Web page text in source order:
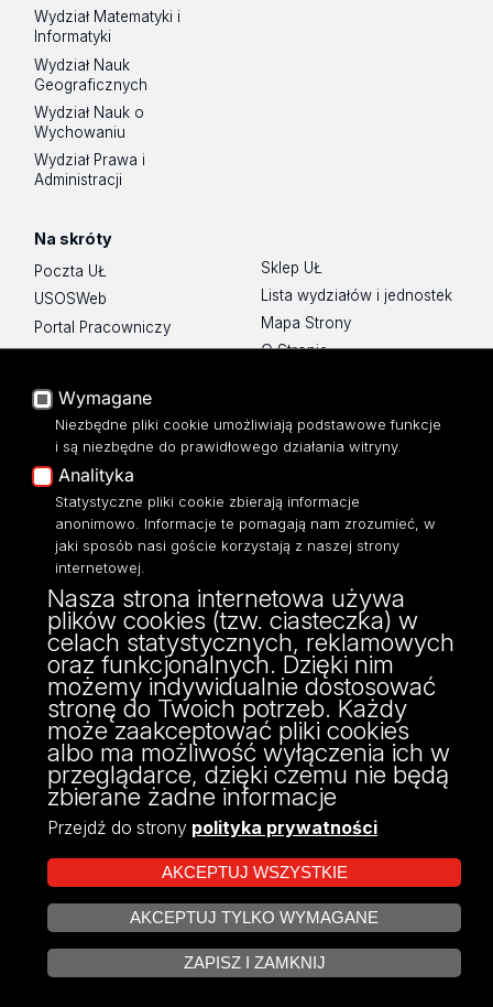
Wydział Matematyki i
Informatyki
Wydział Nauk
Geograficznych
Wydział Nauk o
Wychowaniu
Wydział Prawa i
Administracji
Na skróty
Poczta UŁ
USOSWeb
Portal Pracowniczy
Baza Aktów Własnych
Moodle
Eksperci UŁ
Polityka Prywatności
Dostępność
Sklep UŁ
Lista wydziałów i jednostek
Mapa Strony
O Stronie
ul. Narutowicza 68, 90-136 Łódź
NIP: 724 000 32 43
Adres do doręczeń elektronicznych (ADE):
AE:PL-74796-17640-IHHIV-17
KONTAKT
Projekt Multiportalu UŁ współfinansowany z funduszy Unii Europejskiej w
ramach konkursu NCBR
Wymagane
Niezbędne pliki cookie umożliwiają podstawowe funkcje
i są niezbędne do prawidłowego działania witryny.
Analityka
Statystyczne pliki cookie zbierają informacje
anonimowo. Informacje te pomagają nam zrozumieć, w
jaki sposób nasi goście korzystają z naszej strony
internetowej.
Nasza strona internetowa używa
plików cookies (tzw. ciasteczka) w
celach statystycznych, reklamowych
oraz funkcjonalnych. Dzięki nim
możemy indywidualnie dostosować
stronę do Twoich potrzeb. Każdy
może zaakceptować pliki cookies
albo ma możliwość wyłączenia ich w
przeglądarce, dzięki czemu nie będą
zbierane żadne informacje
Przejdź do strony polityka prywatności
AKCEPTUJ WSZYSTKIE
AKCEPTUJ TYLKO WYMAGANE
ZAPISZ I ZAMKNIJ
ZARZĄDZAJ COOKIES